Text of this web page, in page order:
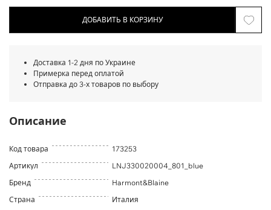
ДОБАВИТЬ В КОРЗИНУ
Доставка 1-2 дня по Украине
Примерка перед оплатой
Отправка до 3-х товаров по выбору
Описание
Код товара
173253
Артикул
LNJ330020004_801_blue
Бренд
Harmont&Blaine
Страна
Италия